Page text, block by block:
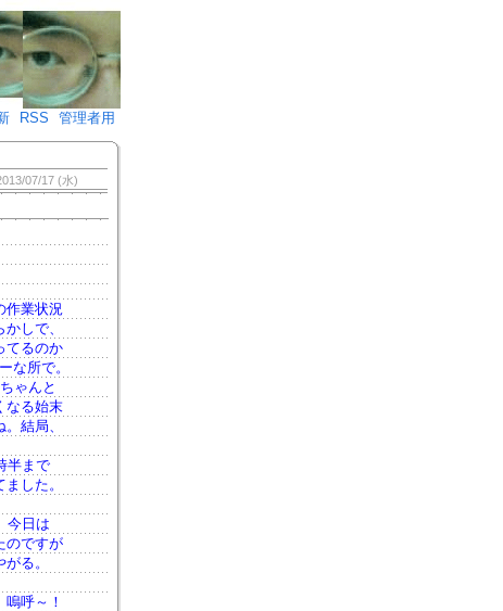
･♪)÷2
RSS 管理者用
07/17 (水)
作業状況
しで、
てるのか
な所で。
ゃんと
なる始末
結局、
半まで
した。
今日は
のですが
る。
呼～！